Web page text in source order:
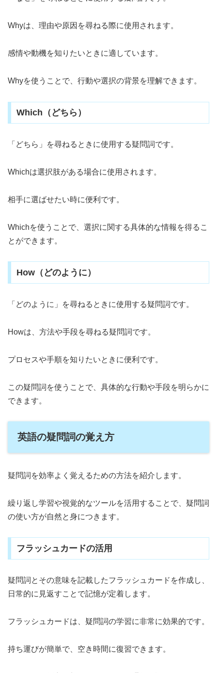
Whyは、理由や原因を尋ねる際に使用されます。
感情や動機を知りたいときに適しています。
Whyを使うことで、行動や選択の背景を理解できます。
Which（どちら）
「どちら」を尋ねるときに使用する疑問詞です。
Whichは選択肢がある場合に使用されます。
相手に選ばせたい時に便利です。
Whichを使うことで、選択に関する具体的な情報を得るこ
とができます。
How（どのように）
「どのように」を尋ねるときに使用する疑問詞です。
Howは、方法や手段を尋ねる疑問詞です。
プロセスや手順を知りたいときに便利です。
この疑問詞を使うことで、具体的な行動や手段を明らかに
できます。
英語の疑問詞の覚え方
疑問詞を効率よく覚えるための方法を紹介します。
繰り返し学習や視覚的なツールを活用することで、疑問詞
の使い方が自然と身につきます。
フラッシュカードの活用
疑問詞とその意味を記載したフラッシュカードを作成し、
日常的に見返すことで記憶が定着します。
フラッシュカードは、疑問詞の学習に非常に効果的です。
持ち運びが簡単で、空き時間に復習できます。